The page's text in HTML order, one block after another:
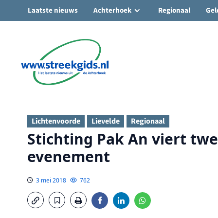
Ga
inhoud
Laatste nieuws Achterhoek Regionaal
Lichtenvoorde Lievelde Regionaal
Stichting Pak An viert
evenement
3 mei 2018 762